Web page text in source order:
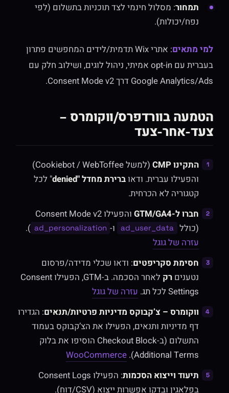
תמחור: מסלול חינמי לצד תוכניות בתשלום (לפי
נפח/יכולות).
למי מתאים
: אתרי Wix תדמית/לידים המחפשים פתרון
בעברית עם opt-in אמיתי, ניהול לוגים, ושילוב חלק עם
Google Analytics/Ads דרך Consent Mode v2.
הטמעה בוורדפרס/ווקומרס –
צעד-אחר-צעד
התקינו CMP
(למשל Cookiebot / WebToffee)
והפעילו עברית. ודאוברירת מחדל "denied
" לכל
קטגוריה לא הכרחית.
חברו ל-GTM/GA4
והפעילו Consent Mode v2
(כולל
ad_user_data ו- ad_personalization
).
עזרה של גוגל
חסימת סקריפטים: ודאו שכלי מדידה/פרסום
נטענים רק
לאחר הסכמה. ב-GTM, הפעילו Consent
Settings לכל תג.
עזרה של גוגל
ווקומרס – צ’קבוקס מדיניות פרטיות/תנאים: הגדירו
דף מדיניות ותנאים, הפעילו את הצ’קבוקס בעמוד
התשלום (ב-Checkout Block הוסיפו את בלוק
Additional Terms).
WooCommerce
תיעוד וייצוא הסכמות
: הפעילו Consent Logs
בפלאגין ובדקו אפשרות ייצוא (CSV/דוח).